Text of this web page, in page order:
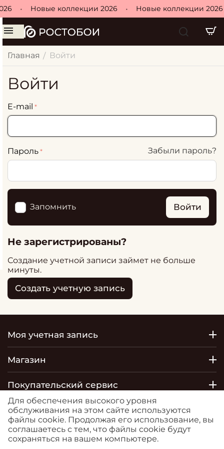
• Новые коллекции 2026 • Новые коллекции 2026
Главная / Войти
Войти
E-mail
Пароль Забыли пароль?
Запомнить Войти
Не зарегистрированы?
Создание учетной записи займет не больше
минуты.
Создать учетную запись
Моя учетная запись
Магазин
Покупательский сервис
Контакты
© 2026 РОСТОБОИ ДВО. Сайт
Для обеспечения высокого уровня
обслуживания на этом сайте используются
файлы cookie. Продолжая его использование, вы
соглашаетесь с тем, что файлы cookie будут
сохраняться на вашем компьютере.